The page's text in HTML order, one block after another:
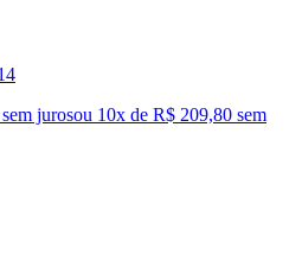
jurosou 10x de R$ 209,80 sem